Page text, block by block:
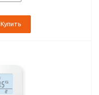
Купить